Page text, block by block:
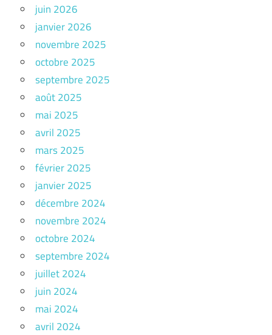
juin 2026
janvier 2026
novembre 2025
octobre 2025
septembre 2025
août 2025
mai 2025
avril 2025
mars 2025
février 2025
janvier 2025
décembre 2024
novembre 2024
octobre 2024
septembre 2024
juillet 2024
juin 2024
mai 2024
avril 2024